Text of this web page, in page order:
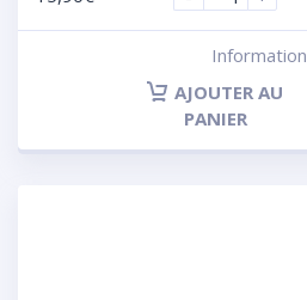
Information
AJOUTER AU
PANIER